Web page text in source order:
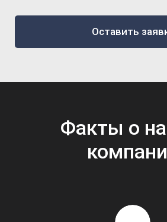
Оставить
Факты о